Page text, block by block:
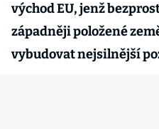
východ EU, jenž
západněji položené
vybudovat nejsilnější